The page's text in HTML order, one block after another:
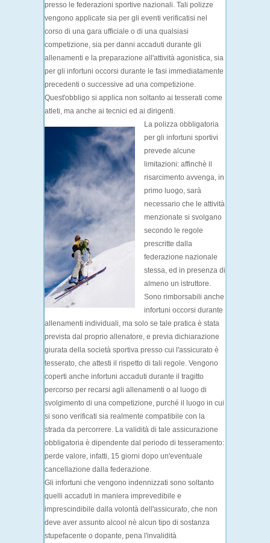
presso le federazioni sportive nazionali. Tali polizze
vengono applicate sia per gli eventi verificatisi nel
corso di una gara ufficiale o di una qualsiasi
competizione, sia per danni accaduti durante gli
allenamenti e la preparazione all'attività agonistica, sia
per gli infortuni occorsi durante le fasi immediatamente
precedenti o successive ad una competizione.
Quest'obbligo si applica non soltanto ai tesserati come
atleti, ma anche ai tecnici ed ai dirigenti.
La polizza obbligatoria
per gli infortuni sportivi
prevede alcune
limitazioni: affinchè il
risarcimento avvenga, in
primo luogo, sarà
necessario che le attività
menzionate si svolgano
secondo le regole
prescritte dalla
federazione nazionale
stessa, ed in presenza di
almeno un istruttore.
Sono rimborsabili anche
infortuni occorsi durante
allenamenti individuali, ma solo se tale pratica è stata
prevista dal proprio allenatore, e previa dichiarazione
giurata della società sportiva presso cui l'assicurato è
tesserato, che attesti il rispetto di tali regole. Vengono
coperti anche infortuni accaduti durante il tragitto
percorso per recarsi agli allenamenti o al luogo di
svolgimento di una competizione, purché il luogo in cui
si sono verificati sia realmente compatibile con la
strada da percorrere. La validità di tale assicurazione
obbligatoria è dipendente dal periodo di tesseramento:
perde valore, infatti, 15 giorni dopo un'eventuale
cancellazione dalla federazione.
Gli infortuni che vengono indennizzati sono soltanto
quelli accaduti in maniera imprevedibile e
imprescindibile dalla volontà dell'assicurato, che non
deve aver assunto alcool nè alcun tipo di sostanza
stupefacente o dopante, pena l'invalidità